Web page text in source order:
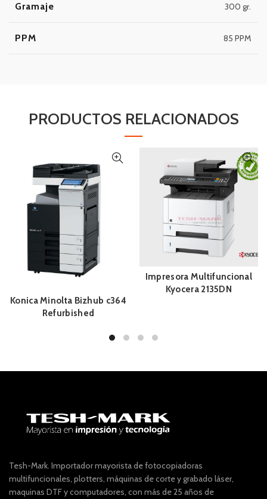
Gramaje 300 gr.
PPM 85 PPM
PRODUCTOS RELACIONADOS
Konica Minolta Bizhub c364
Refurbished
Impresora Multifuncional
Kyocera 2135DN
Tesh-Mark. Importador mayorista de fotocopiadoras
multifuncionales, plotters, máquinas de corte y grabado láser,
maquinas DTF y computadores, con más de 25 años de